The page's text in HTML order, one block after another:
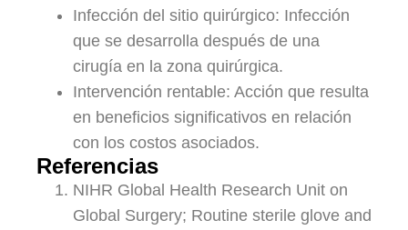
Infección del sitio quirúrgico: Infección
que se desarrolla después de una
cirugía en la zona quirúrgica.
Intervención rentable: Acción que resulta
en beneficios significativos en relación
con los costos asociados.
Referencias
NIHR Global Health Research Unit on
Global Surgery; Routine sterile glove and